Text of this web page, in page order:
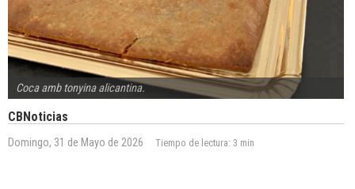
Coca amb tonyina alicantina.
CBNoticias
Domingo, 31 de Mayo de 2026 Tiempo de lectura: 3 min